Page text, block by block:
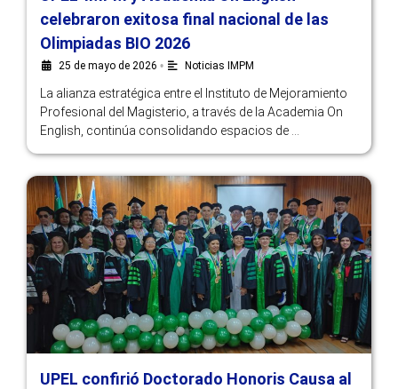
celebraron exitosa final nacional de las
Olimpiadas BIO 2026
25 de mayo de 2026 • Noticias IMPM
La alianza estratégica entre el Instituto de Mejoramiento
Profesional del Magisterio, a través de la Academia On
English, continúa consolidando espacios de …
UPEL confirió Doctorado Honoris Causa al